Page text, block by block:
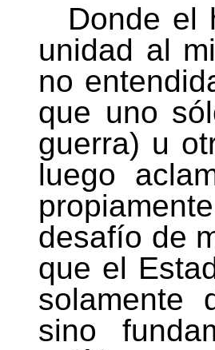
Donde el
unidad al
no
que uno
guerra) u
luego
desafío de
que el
solamente
sino